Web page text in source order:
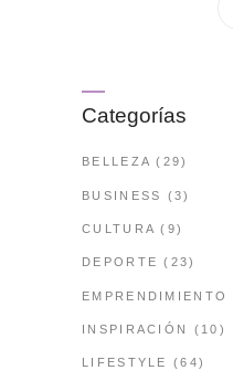
Categorías
BELLEZA (29)
BUSINESS (3)
CULTURA (9)
DEPORTE (23)
EMPRENDIMIENTO
INSPIRACIÓN (10)
LIFESTYLE (64)